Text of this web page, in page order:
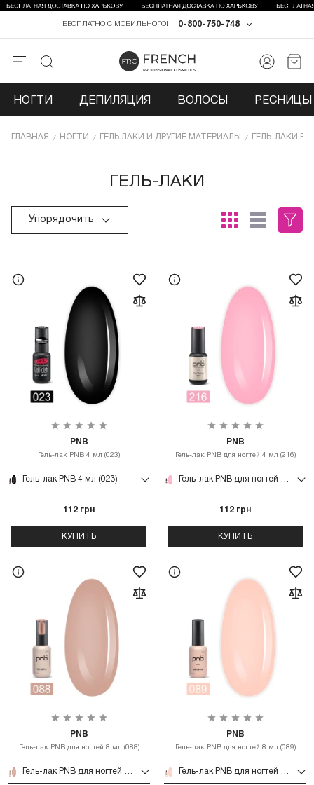
0-800-750-748
БЕСПЛАТНО С МОБИЛЬНОГО!
НОГТИ ДЕПИЛЯЦИЯ ВОЛОСЫ РЕСНИЦЫ
ГЛАВНАЯ НОГТИ ГЕЛЬ ЛАКИ И ДРУГИЕ МАТЕРИАЛЫ ГЕЛЬ-ЛАКИ
ГЕЛЬ-ЛАКИ
Упорядочить
PNB
Гель-лак PNB 4 мл (023)
Гель-лак PNB 4 мл (023)
112 грн
КУПИТЬ
PNB
Гель-лак PNB для ногтей 4 мл (216)
Гель-лак PNB для ногтей 4 мл (216)
112 грн
КУПИТЬ
PNB
Гель-лак PNB для ногтей 8 мл (088)
Гель-лак PNB для ногтей 8 мл (088)
PNB
Гель-лак PNB для ногтей 8 мл (089)
Гель-лак PNB для ногтей 8 мл (089)